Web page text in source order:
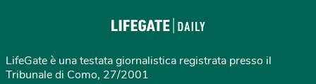
LifeGate è una testata giornalistica registrata presso il
Tribunale di Como, 27/2001